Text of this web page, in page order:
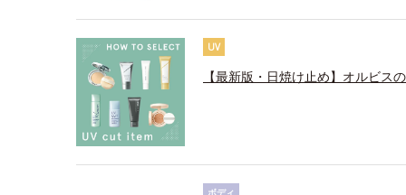
UV
【最新版・日焼け止め】オルビス
ボディ